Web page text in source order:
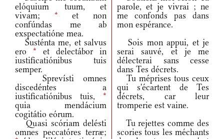
elóquium tuum, et
vivam; * et non
confúndas me ab
exspectatióne mea.
parole, et je vivrai ; ne
me confonds pas dans
mon espérance.
Susténta me, et salvus
ero * et delectábor in
iustificatiónibus tuis
semper.
Sois mon appui, et je
serai sauvé, et je me
délecterai sans cesse
dans Tes décrets.
Sprevísti omnes
discedéntes a
iustificatiónibus tuis, *
quia mendácium
cogitátio eórum.
Tu méprises tous ceux
qui s'écartent de Tes
décrets, car leur
tromperie est vaine.
Quasi scóriam delésti
omnes peccatóres terræ;
Tu rejettes comme des
scories tous les méchants